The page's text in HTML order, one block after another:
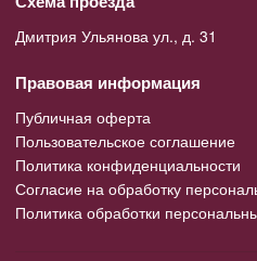
Дмитрия Ульянова ул., д. 31
Правовая информация
Публичная оферта
Пользовательское соглашение
Политика конфиденциальности
Согласие на обработку
Политика обработки